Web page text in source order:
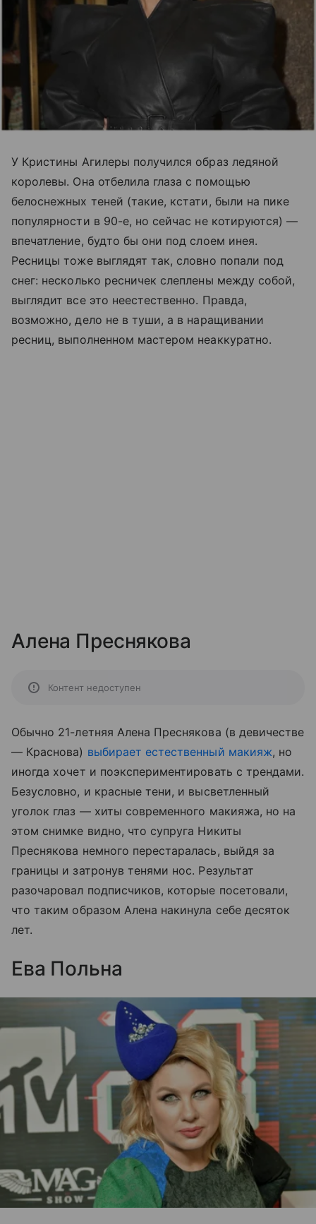
У Кристины Агилеры получился образ ледяной
королевы. Она отбелила глаза с помощью
белоснежных теней (такие, кстати, были на пике
популярности в 90-е, но сейчас не котируются) —
впечатление, будто бы они под слоем инея.
Ресницы тоже выглядят так, словно попали под
снег: несколько ресничек слеплены между собой,
выглядит все это неестественно. Правда,
возможно, дело не в туши, а в наращивании
ресниц, выполненном мастером неаккуратно.
Алена Преснякова
Контент недоступен
Обычно 21-летняя Алена Преснякова (в девичестве
— Краснова) выбирает естественный макияж, но
иногда хочет и поэкспериментировать с трендами.
Безусловно, и красные тени, и высветленный
уголок глаз — хиты современного макияжа, но на
этом снимке видно, что супруга Никиты
Преснякова немного перестаралась, выйдя за
границы и затронув тенями нос. Результат
разочаровал подписчиков, которые посетовали,
что таким образом Алена накинула себе десяток
лет.
Ева Польна